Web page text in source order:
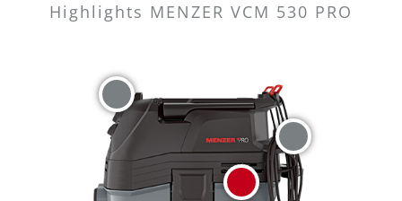
Highlights MENZER VCM 530 PRO